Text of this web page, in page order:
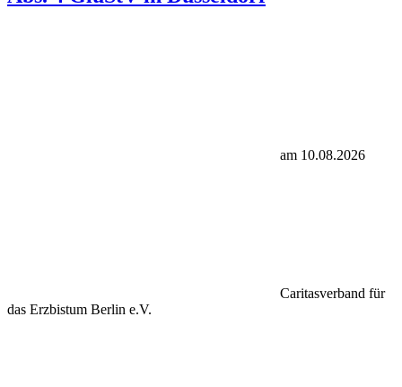
am 10.08.2026
Caritasverband für
das Erzbistum Berlin e.V.